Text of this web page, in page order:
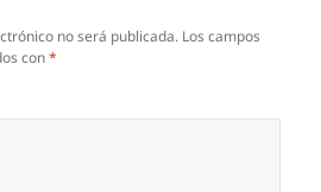
no será publicada. Los campos
con*